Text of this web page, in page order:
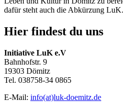
dafür steht auch die Abkürzung LuK.
Hier findest du uns
Initiative LuK e.V
Bahnhofstr. 9
19303 Dömitz
Tel. 038758-34 0865
E-Mail: info(at)luk-doemitz.de